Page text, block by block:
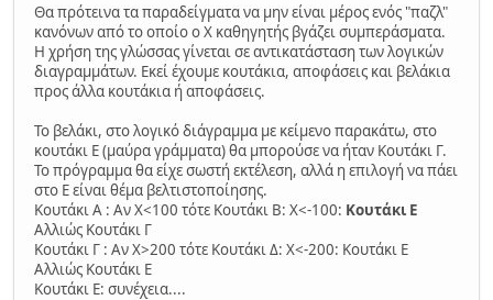
Θα πρότεινα τα παραδείγματα να μην είναι μέρος ενός "παζλ"
κανόνων από το οποίο ο Χ καθηγητής βγάζει συμπεράσματα.
Η χρήση της γλώσσας γίνεται σε αντικατάσταση των λογικών
διαγραμμάτων. Εκεί έχουμε κουτάκια, αποφάσεις και βελάκια
προς άλλα κουτάκια ή αποφάσεις.
Το βελάκι, στο λογικό διάγραμμα με κείμενο παρακάτω, στο
κουτάκι Ε (μαύρα γράμματα) θα μπορούσε να ήταν Κουτάκι Γ.
Το πρόγραμμα θα είχε σωστή εκτέλεση, αλλά η επιλογή να πάει
στο Ε είναι θέμα βελτιστοποίησης.
Κουτάκι Α : Αν Χ<100 τότε Κουτάκι Β: Χ<-100: Κουτάκι Ε
Αλλιώς Κουτάκι Γ
Κουτάκι Γ : Αν Χ>200 τότε Κουτάκι Δ: Χ<-200: Κουτάκι Ε
Αλλιώς Κουτάκι Ε
Κουτάκι Ε: συνέχεια....